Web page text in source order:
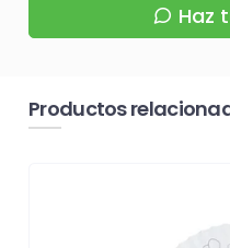
Haz
Productos